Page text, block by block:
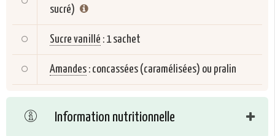
sucré)
Sucre vanillé : 1 sachet
Amandes : concassées (caramélisées) ou pralin
Information nutritionnelle